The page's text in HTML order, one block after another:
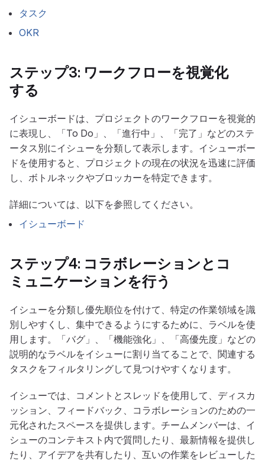
タスク
OKR
ステップ3: ワークフローを視覚化
する
イシューボードは、プロジェクトのワークフローを視覚的
に表現し、「To Do」、「進行中」、「完了」などのステ
ータス別にイシューを分類して表示します。イシューボー
ドを使用すると、プロジェクトの現在の状況を迅速に評価
し、ボトルネックやブロッカーを特定できます。
詳細については、以下を参照してください。
イシューボード
ステップ4: コラボレーションとコ
ミュニケーションを行う
イシューを分類し優先順位を付けて、特定の作業領域を識
別しやすくし、集中できるようにするために、ラベルを使
用します。「バグ」、「機能強化」、「高優先度」などの
説明的なラベルをイシューに割り当てることで、関連する
タスクをフィルタリングして見つけやすくなります。
イシューでは、コメントとスレッドを使用して、ディスカ
ッション、フィードバック、コラボレーションのための一
元化されたスペースを提供します。チームメンバーは、イ
シューのコンテキスト内で質問したり、最新情報を提供し
たり、アイデアを共有したり、互いの作業をレビューした